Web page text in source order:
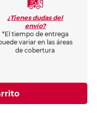
¿Tienes dudas del
envío?
*El tiempo de entrega
variar en las áreas
de cobertura